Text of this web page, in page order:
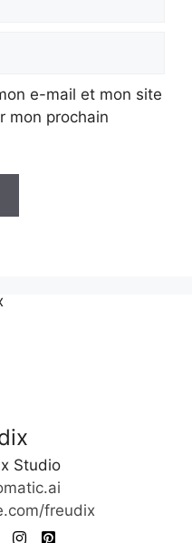
e-mail et mon site
mon prochain
Studio
freudix